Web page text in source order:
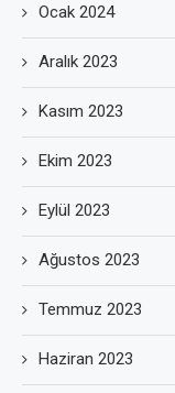
Ocak 2024
Aralık 2023
Kasım 2023
Ekim 2023
Eylül 2023
Ağustos 2023
Temmuz 2023
Haziran 2023